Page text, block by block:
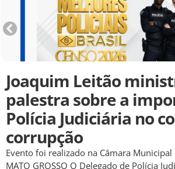
Joaquim Leitão
palestra sobre a
Polícia Judiciária no
corrupção
Evento foi realizado na Câmara Municipal
MATO GROSSO O Delegado de Polícia